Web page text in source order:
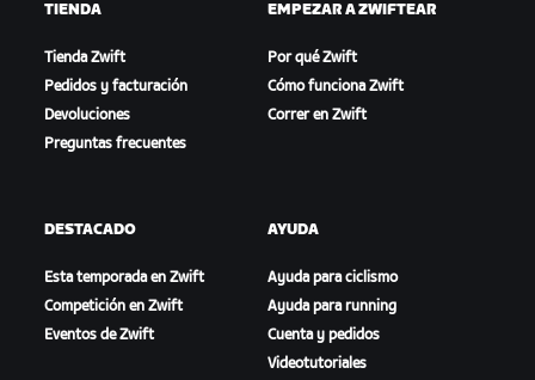
TIENDA
Tienda Zwift
Pedidos y facturación
Devoluciones
Preguntas frecuentes
EMPEZAR A ZWIFTEAR
Por qué Zwift
Cómo funciona Zwift
Correr en Zwift
DESTACADO
Esta temporada en Zwift
Competición en Zwift
Eventos de Zwift
AYUDA
Ayuda para ciclismo
Ayuda para running
Cuenta y pedidos
Videotutoriales